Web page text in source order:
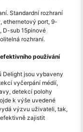
Standardní rozhraní
ethernetový port, 9-
D-sub 15pinové
rozhraní.
používání
Delight jsou vybaveny
vyčerpání médií,
detekcí polohy
k výše uvedené
výzvu uživateli, tak,
zajistit